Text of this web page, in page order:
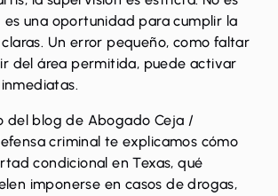
es una oportunidad para cumplir la
Un error pequeño, como faltar
del área permitida, puede activar
del blog de Abogado Ceja /
criminal te explicamos cómo
condicional en Texas, qué
imponerse en casos de drogas,